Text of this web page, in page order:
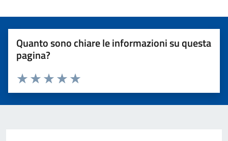
Quanto sono chiare le informazioni su questa
pagina?
Valuta 5 stelle su 5
Valuta 4 stelle su 5
Valuta 3 stelle su 5
Valuta 2 stelle su 5
Valuta 1 stelle su 5